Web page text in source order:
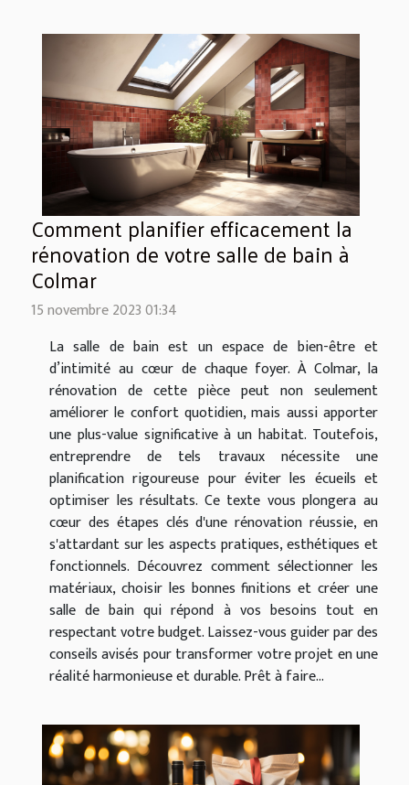
Comment planifier efficacement la
rénovation de votre salle de bain à
Colmar
15 novembre 2023 01:34
La salle de bain est un espace de bien-être et
d’intimité au cœur de chaque foyer. À Colmar, la
rénovation de cette pièce peut non seulement
améliorer le confort quotidien, mais aussi apporter
une plus-value significative à un habitat. Toutefois,
entreprendre de tels travaux nécessite une
planification rigoureuse pour éviter les écueils et
optimiser les résultats. Ce texte vous plongera au
cœur des étapes clés d'une rénovation réussie, en
s'attardant sur les aspects pratiques, esthétiques et
fonctionnels. Découvrez comment sélectionner les
matériaux, choisir les bonnes finitions et créer une
salle de bain qui répond à vos besoins tout en
respectant votre budget. Laissez-vous guider par des
conseils avisés pour transformer votre projet en une
réalité harmonieuse et durable. Prêt à faire...